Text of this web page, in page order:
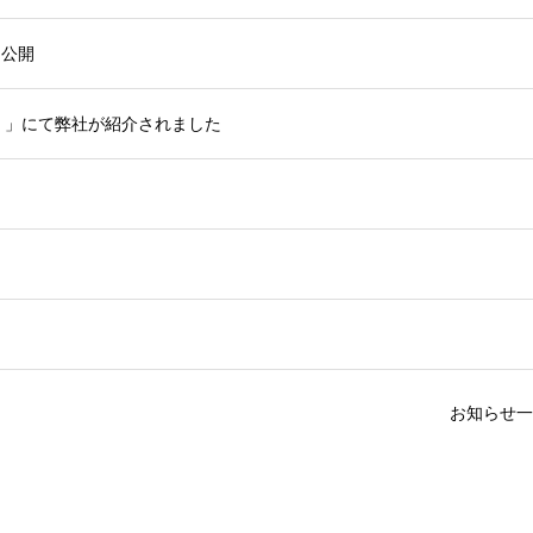
開
にて弊社が紹介されました
お知らせ